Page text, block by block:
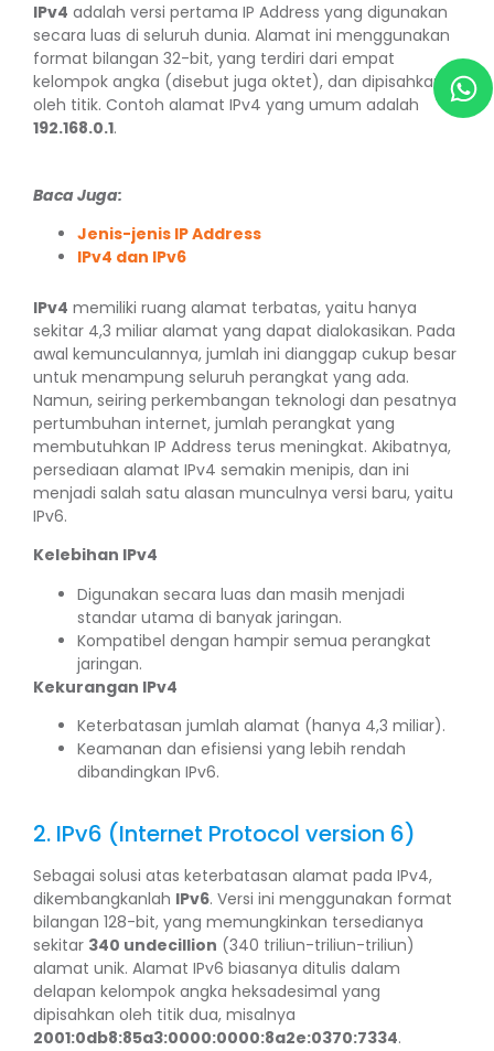
IPv4 adalah versi pertama IP Address yang digunakan
secara luas di seluruh dunia. Alamat ini menggunakan
format bilangan 32-bit, yang terdiri dari empat
kelompok angka (disebut juga oktet), dan dipisahkan
oleh titik. Contoh alamat IPv4 yang umum adalah
192.168.0.1.
Baca Juga:
Jenis-jenis IP Address
IPv4 dan IPv6
IPv4 memiliki ruang alamat terbatas, yaitu hanya
sekitar 4,3 miliar alamat yang dapat dialokasikan. Pada
awal kemunculannya, jumlah ini dianggap cukup besar
untuk menampung seluruh perangkat yang ada.
Namun, seiring perkembangan teknologi dan pesatnya
pertumbuhan internet, jumlah perangkat yang
membutuhkan IP Address terus meningkat. Akibatnya,
persediaan alamat IPv4 semakin menipis, dan ini
menjadi salah satu alasan munculnya versi baru, yaitu
IPv6.
Kelebihan IPv4
Digunakan secara luas dan masih menjadi
standar utama di banyak jaringan.
Kompatibel dengan hampir semua perangkat
jaringan.
Kekurangan IPv4
Keterbatasan jumlah alamat (hanya 4,3 miliar).
Keamanan dan efisiensi yang lebih rendah
dibandingkan IPv6.
2. IPv6 (Internet Protocol version 6)
Sebagai solusi atas keterbatasan alamat pada IPv4,
dikembangkanlah IPv6. Versi ini menggunakan format
bilangan 128-bit, yang memungkinkan tersedianya
sekitar 340 undecillion (340 triliun-triliun-triliun)
alamat unik. Alamat IPv6 biasanya ditulis dalam
delapan kelompok angka heksadesimal yang
dipisahkan oleh titik dua, misalnya
2001:0db8:85a3:0000:0000:8a2e:0370:7334.